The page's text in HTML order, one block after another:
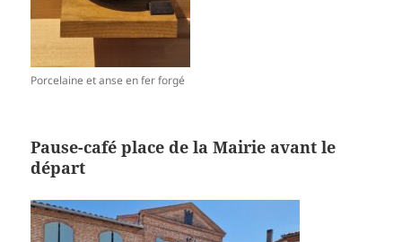
Porcelaine et anse en fer forgé
Pause-café place de la Mairie avant le
départ